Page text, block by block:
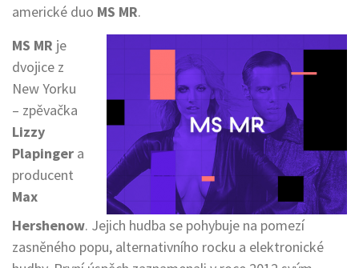
americké duo MS MR.
MS MR je
dvojice z
New Yorku
– zpěvačka
Lizzy
Plapinger a
producent
Max
Hershenow. Jejich hudba se pohybuje na pomezí
zasněného popu, alternativního rocku a elektronické